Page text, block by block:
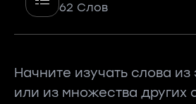
62 Слов
Начните изучать слова из
или из множества других